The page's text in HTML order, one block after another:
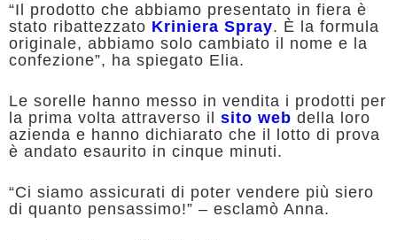
“Il prodotto che abbiamo presentato in fiera è
stato ribattezzato Kriniera Spray. È la formula
originale, abbiamo solo cambiato il nome e la
confezione”, ha spiegato Elia.
Le sorelle hanno messo in vendita i prodotti per
la prima volta attraverso il sito web della loro
azienda e hanno dichiarato che il lotto di prova
è andato esaurito in cinque minuti.
“Ci siamo assicurati di poter vendere più siero
di quanto pensassimo!” – esclamò Anna.